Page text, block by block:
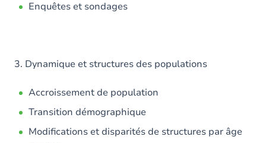
Enquêtes et sondages
3. Dynamique et structures des populations
Accroissement de population
Transition démographique
Modifications et disparités de structures par âge